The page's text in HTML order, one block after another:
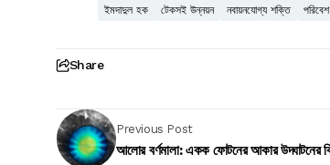
ইমদাদুল হক টেকসই উন্নয়ন নবায়নযোগ্য শক্তি
Share
Previous Post
আলোর বর্ণমালা: একক ফোটনের আকার উদ্ঘাটনের